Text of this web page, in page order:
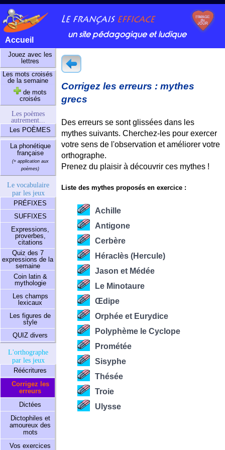
un site pédagogique et ludique
Accueil
Jouez avec les
lettres
Les mots croisés
de la semaine
de mots
croisés
Les poèmes
autrement...
Les POÈMES
La phonétique
française
(+ application aux
poèmes)
Le vocabulaire
par les jeux
PRÉFIXES
SUFFIXES
Expressions,
proverbes,
citations
Quiz des 7
expressions de la
semaine
Coin latin &
mythologie
Les champs
lexicaux
Les figures de
style
QUIZ divers
L'orthographe
par les jeux
Réécritures
Corrigez les
erreurs
Dictées
Dictophiles et
amoureux des
mots
Vos exercices
Corrigez les erreurs : mythes
grecs
Des erreurs se sont glissées dans les
mythes suivants. Cherchez-les pour exercer
votre sens de l'observation et améliorer votre
orthographe.
Prenez du plaisir à découvrir ces mythes !
Liste des mythes proposés en exercice :
Achille
Antigone
Cerbère
Héraclès (Hercule)
Jason et Médée
Le Minotaure
Œdipe
Orphée et Eurydice
Polyphème le Cyclope
Prométée
Sisyphe
Thésée
Troie
Ulysse